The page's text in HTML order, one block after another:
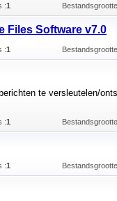
:1
Files Software v7.0
:1
te versleutelen/
:1
:1